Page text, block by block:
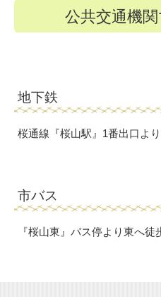
公共交通機
地下鉄
桜通線『桜山駅』1番出口よ
市バス
『桜山東』バス停より東へ徒